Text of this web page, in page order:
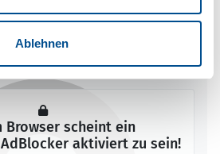
Ablehnen
Browser scheint ein
aktiviert zu sein!